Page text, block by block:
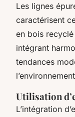
Les lignes
caractérisent
en bois
intégrant
tendances
Utilisation
L’intégration